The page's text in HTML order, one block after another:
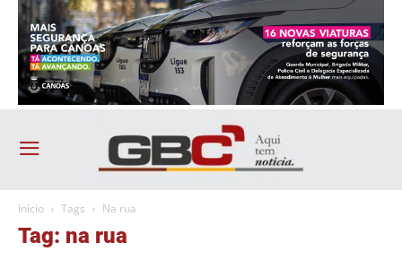
Início Tags Na rua
Tag: na rua